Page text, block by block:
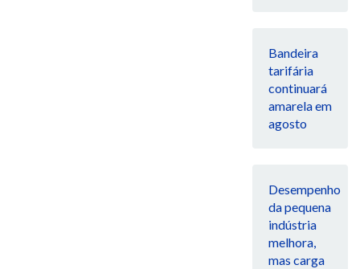
Bandeira
tarifária
continuará
amarela em
agosto
Desempenho
da pequena
indústria
melhora,
mas carga